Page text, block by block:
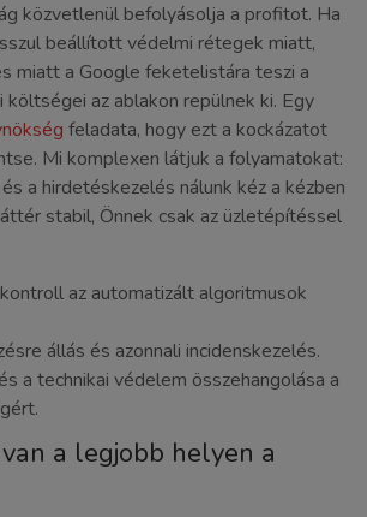
közvetlenül befolyásolja a profitot. Ha
beállított védelmi rétegek miatt,
miatt a Google feketelistára teszi a
költségei az ablakon repülnek ki. Egy
feladata, hogy ezt a kockázatot
Mi komplexen látjuk a folyamatokat:
a hirdetéskezelés nálunk kéz a kézben
stabil, Önnek csak az üzletépítéssel
az automatizált algoritmusok
állás és azonnali incidenskezelés.
a technikai védelem összehangolása a
a legjobb helyen a